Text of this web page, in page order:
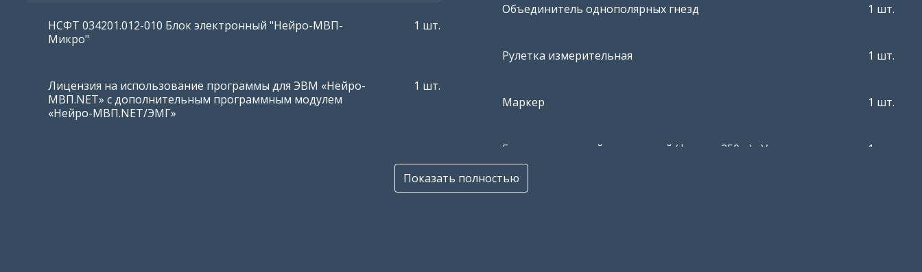
Интерференционный паттерн.png
НСФТ 034201.012-010 Блок электронный "Нейро-МВП-
Микро"
1 шт.
Лицензия на использование программы для ЭВМ «Нейро-
МВП.NET» с дополнительным программным модулем
«Нейро-МВП.NET/ЭМГ»
1 шт.
Объединитель однополярных гнезд 1 шт.
Рулетка измерительная 1 шт.
Маркер 1 шт.
Гель электродный контактный (флакон 250 г.) «Унимакс» 1 шт.
Паста электродная контактная высокопроводящая
Показать полностью